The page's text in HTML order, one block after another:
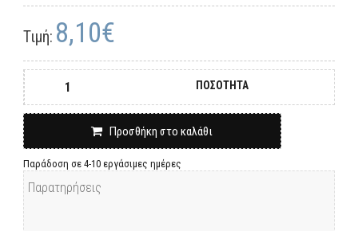
Τιμή: 8,10€
ΠΟΣΟΤΗΤΑ
Προσθήκη στο καλάθι
Παράδοση σε 4-10 εργάσιμες ημέρες